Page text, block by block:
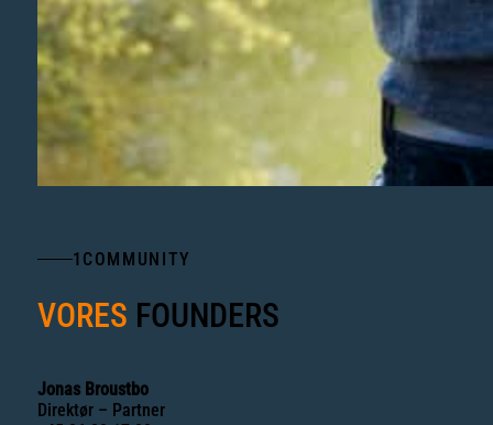
1COMMUNITY
VORES FOUNDERS
Jonas Broustbo
Direktør – Partner